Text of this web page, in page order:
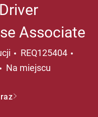
Associate
REQ125404
Na miejscu